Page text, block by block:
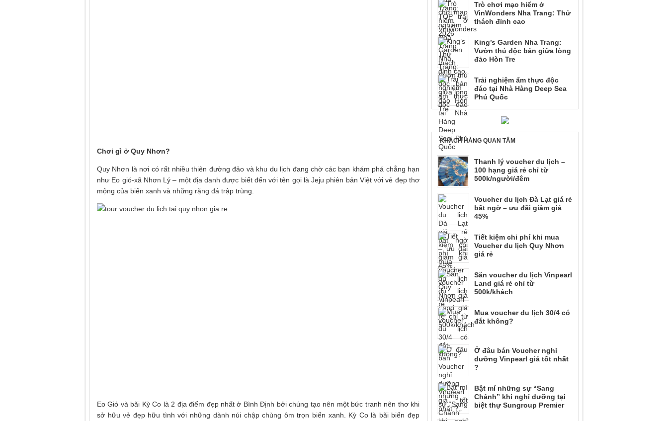
Chơi gì ở Quy Nhơn?
Quy Nhơn là nơi có rất nhiều thiên đường đảo và khu du lịch đang chờ các bạn khám phá chẳng hạn
như Eo gió-xã Nhơn Lý – một địa danh được biết đến với tên gọi là Jeju phiên bản Việt với vẻ đẹp thơ
mộng của biển xanh và những rặng đá trập trùng.
Eo Gió và bãi Kỳ Co là 2 địa điểm đẹp nhất ở Bình Định bởi chúng tạo nên một bức tranh nên thơ khi
sở hữu vẻ đẹp hữu tình với những dành núi chập chùng ôm trọn biển xanh. Kỳ Co là bãi biển đẹp
Trò chơi mạo hiểm ở
VinWonders Nha Trang: Thử
thách đỉnh cao
King’s Garden Nha Trang:
Vườn thú độc bản giữa lòng
đảo Hòn Tre
Trải nghiệm ẩm thực độc
đáo tại Nhà Hàng Deep Sea
Phú Quốc
KHÁCH HÀNG QUAN TÂM
Thanh lý voucher du lịch –
100 hạng giá rẻ chỉ từ
500k/người/đêm
Voucher du lịch Đà Lạt giá rẻ
bất ngờ – ưu đãi giảm giá
45%
Tiết kiệm chi phí khi mua
Voucher du lịch Quy Nhơn
giá rẻ
Săn voucher du lịch Vinpearl
Land giá rẻ chỉ từ
500k/khách
Mua voucher du lịch 30/4 có
đắt không?
Ở đâu bán Voucher nghỉ
dưỡng Vinpearl giá tốt nhất
?
Bật mí những sự “Sang
Chảnh” khi nghỉ dưỡng tại
biệt thự Sungroup Premier